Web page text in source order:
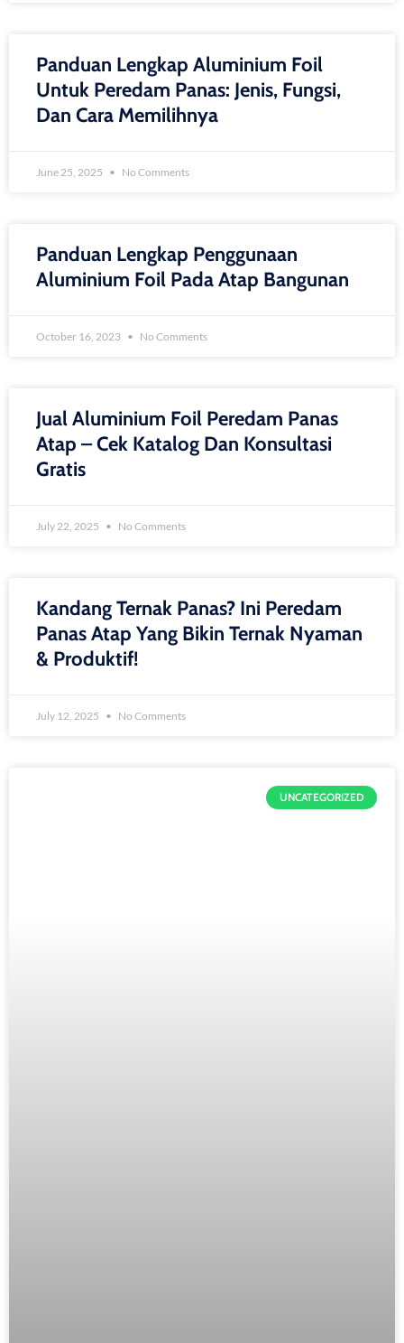
Panduan Lengkap Aluminium Foil
Untuk Peredam Panas: Jenis, Fungsi,
Dan Cara Memilihnya
June 25, 2025 No Comments
Panduan Lengkap Penggunaan
Aluminium Foil Pada Atap Bangunan
October 16, 2023 No Comments
Jual Aluminium Foil Peredam Panas
Atap – Cek Katalog Dan Konsultasi
Gratis
July 22, 2025 No Comments
Kandang Ternak Panas? Ini Peredam
Panas Atap Yang Bikin Ternak Nyaman
& Produktif!
July 12, 2025 No Comments
UNCATEGORIZED